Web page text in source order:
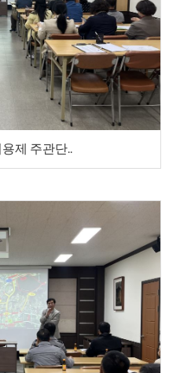
제 주관단..